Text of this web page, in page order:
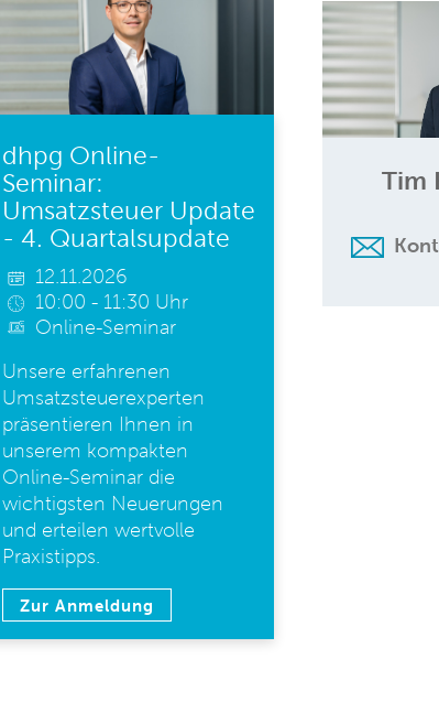
dhpg Online-
Seminar:
Umsatzsteuer Update
- 4. Quartalsupdate
12.11.2026
10:00 - 11:30 Uhr
Online-Seminar
Unsere erfahrenen
Umsatzsteuerexperten
präsentieren Ihnen in
unserem kompakten
Online-Seminar die
wichtigsten Neuerungen
und erteilen wertvolle
Praxistipps.
Zur Anmeldung
Tim